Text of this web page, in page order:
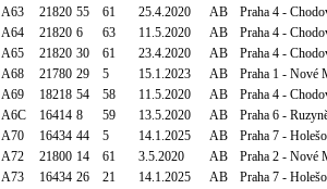
A63 21820 55 61 25.4.2020 AB
Praha 4 -
A64 21820 6 63 11.5.2020 AB
Praha 4 -
A65 21820 30 61 23.4.2020 AB
Praha 4 -
A68 21780 29 5 15.1.2023 AB
Praha 1 - Nové
A69 18218 54 58 11.5.2020 AB
Praha 4 -
A6C 16414 8 59 13.5.2020 AB
Praha 6 -
A70 16434 44 5 14.1.2025 AB
Praha 7 -
A72 21800 14 61 3.5.2020 AB
Praha 2 - Nové
A73 16434 26 21 14.1.2025 AB
Praha 7 -